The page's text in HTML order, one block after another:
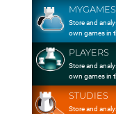
MYGAMES
Store and
own games in
PLAYERS
Store and
own games in
STUDIES
Store and